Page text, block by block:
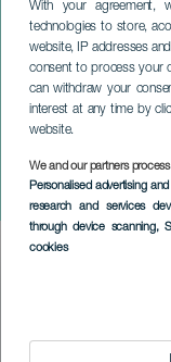
With your agreement,
technologies to store,
website, IP addresses
consent to process your
can withdraw your
interest at any time by
website.
We and our partners
Personalised advertising
research and services
through device scanning,
cookies
Ortí
Imagen